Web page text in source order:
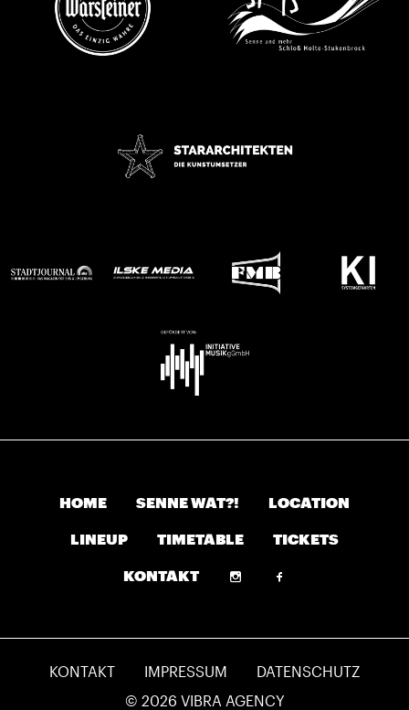
HOME SENNE WAT?! LOCATION
LINEUP TIMETABLE TICKETS
KONTAKT
KONTAKT IMPRESSUM
DATENSCHUTZ
© 2026 VIBRA AGENCY